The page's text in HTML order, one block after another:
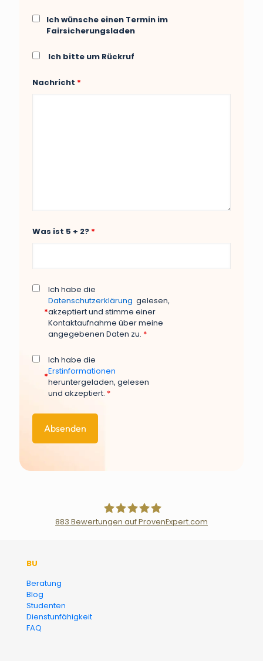
Ich wünsche einen Termin im
Fairsicherungsladen
Ich bitte um Rückruf
Nachricht *
Was ist 5 + 2? *
*
Ich habe die
Datenschutzerklärung gelesen,
akzeptiert und stimme einer
Kontaktaufnahme über meine
angegebenen Daten zu. *
*
Ich habe die
Erstinformationen
heruntergeladen, gelesen
und akzeptiert. *
883 Bewertungen auf ProvenExpert.com
BU
Beratung
Blog
Studenten
Dienstunfähigkeit
FAQ